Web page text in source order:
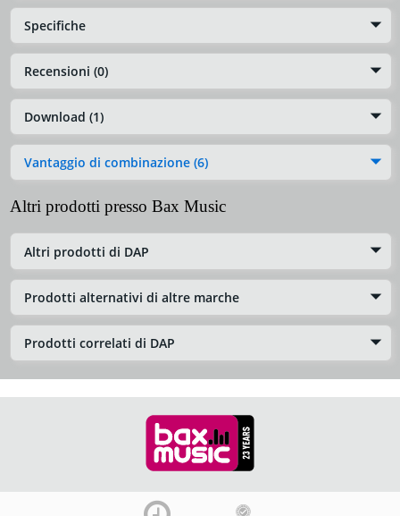
Specifiche
Recensioni (0)
Download (1)
Vantaggio di combinazione (6)
Altri prodotti presso Bax Music
Altri prodotti di DAP
Prodotti alternativi di altre marche
Prodotti correlati di DAP